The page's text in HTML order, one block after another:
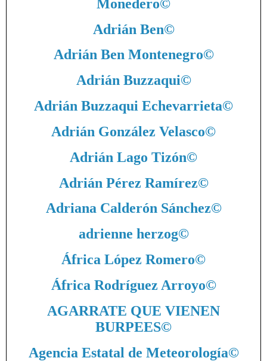
Monedero©
Adrián Ben©
Adrián Ben Montenegro©
Adrián Buzzaqui©
Adrián Buzzaqui Echevarrieta©
Adrián González Velasco©
Adrián Lago Tizón©
Adrián Pérez Ramírez©
Adriana Calderón Sánchez©
adrienne herzog©
África López Romero©
África Rodríguez Arroyo©
AGARRATE QUE VIENEN
BURPEES©
Agencia Estatal de Meteorología©